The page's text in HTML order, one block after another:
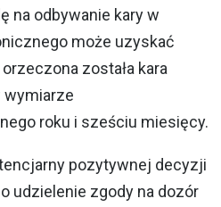
na odbywanie kary w
może uzyskać
została kara
wymiarze
roku i sześciu miesięcy.
pozytywnej decyzji
udzielenie zgody na dozór